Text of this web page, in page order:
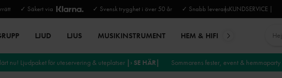
✓ Säkert via ✓ Svensk trygghet i över 50 år ✓ Snabb leverans| KUNDSERVICE |
LJUD LJUS MUSIKINSTRUMENT HEM & HIFI MIKROFONER
nu! Ljudpaket för uteservering & uteplatser |› SE HÄR| Sommarens fester, event & hemmaparty